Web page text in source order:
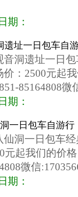
期：
遗址一日包车自
洞遗址一日
：2500元起
85164808微
期：
一日包车自游行
洞一日包车
元起我们的价
微信
期：